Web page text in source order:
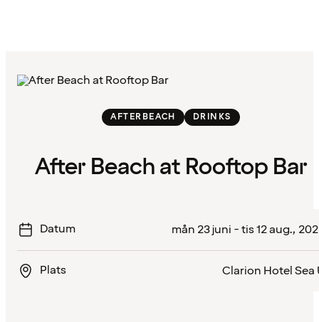
AFTERBEACH DRINKS
After Beach at Rooftop Bar
Datum mån 23 juni - tis 12 aug.,
Plats Clarion Hotel Sea